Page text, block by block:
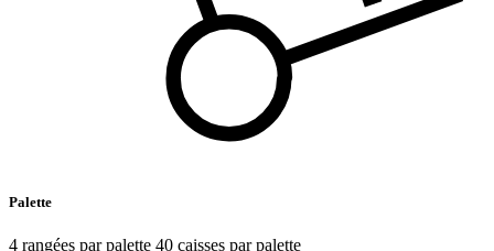
Palette
4 rangées par palette 40 caisses par palette